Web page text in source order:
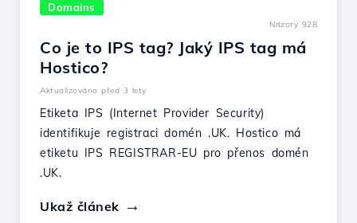
Domains
Názory 928
Co je to IPS tag? Jaký IPS tag má
Hostico?
Aktualizováno před 3 lety
Etiketa IPS (Internet Provider Security)
identifikuje registraci domén .UK. Hostico má
etiketu IPS REGISTRAR-EU pro přenos domén
.UK.
Ukaž článek